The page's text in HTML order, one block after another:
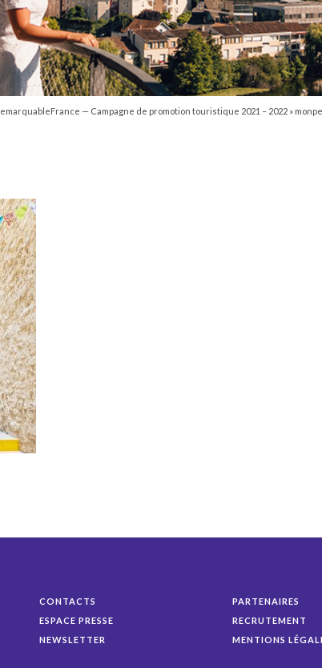
— Campagne de promotion touristique 2021 – 2022 »
CONTACTS
ESPACE PRESSE
NEWSLETTER
PARTENAIRES
RECRUTEMENT
MENTIONS